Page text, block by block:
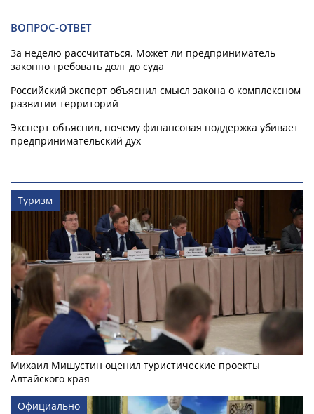
ВОПРОС-ОТВЕТ
За неделю рассчитаться. Может ли предприниматель
законно требовать долг до суда
Российский эксперт объяснил смысл закона о комплексном
развитии территорий
Эксперт объяснил, почему финансовая поддержка убивает
предпринимательский дух
Туризм
Михаил Мишустин оценил туристические проекты
Алтайского края
Официально